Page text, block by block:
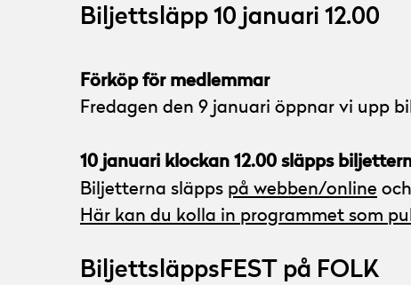
Biljettsläpp 10 januari 12.00
Förköp för medlemmar
Fredagen den 9 januari öppnar vi upp
10 januari klockan 12.00 släpps
Biljetterna släpps på webben/online
Här kan du kolla in programmet som
BiljettsläppsFEST på FOLK